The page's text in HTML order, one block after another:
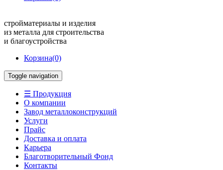
стройматериалы и изделия
из металла для строительства
и благоустройства
Корзина(0)
Toggle navigation
☰ Продукция
О компании
Завод металлоконструкций
Услуги
Прайс
Доставка и оплата
Карьера
Благотворительный Фонд
Контакты